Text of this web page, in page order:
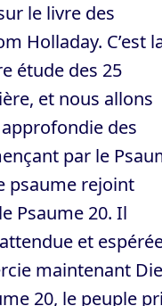
le livre des
Holladay. C’est
étude des 25
et nous allons
des
par le
psaume rejoint
Psaume 20. Il
et
maintenant
20, le peuple